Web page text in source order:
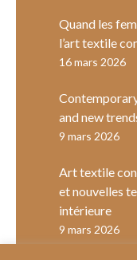
Quand les
l’art textile
16 mars 2026
and new
9 mars 2026
Art textile
et nouvelles
intérieure
9 mars 2026